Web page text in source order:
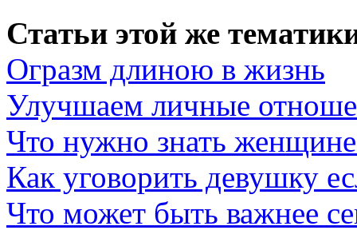
Статьи этой же
Огразм длиною в жизнь
Улучшаем личные
Что нужно знать
Как уговорить девушку
Что может быть важнее